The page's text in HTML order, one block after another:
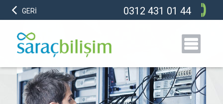
GERİ 0312 431 01 44